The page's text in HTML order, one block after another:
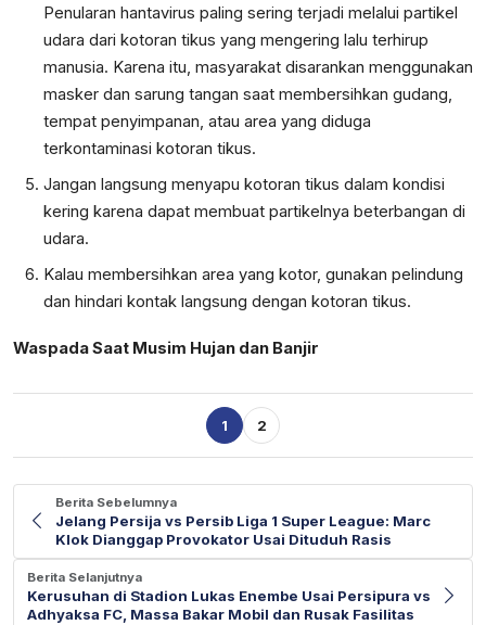
Penularan hantavirus paling sering terjadi melalui partikel
udara dari kotoran tikus yang mengering lalu terhirup
manusia. Karena itu, masyarakat disarankan menggunakan
masker dan sarung tangan saat membersihkan gudang,
tempat penyimpanan, atau area yang diduga
terkontaminasi kotoran tikus.
Jangan langsung menyapu kotoran tikus dalam kondisi
kering karena dapat membuat partikelnya beterbangan di
udara.
Kalau membersihkan area yang kotor, gunakan pelindung
dan hindari kontak langsung dengan kotoran tikus.
Waspada Saat Musim Hujan dan Banjir
1 2
Berita Sebelumnya
Jelang Persija vs Persib Liga 1 Super League: Marc
Klok Dianggap Provokator Usai Dituduh Rasis
Berita Selanjutnya
Kerusuhan di Stadion Lukas Enembe Usai Persipura vs
Adhyaksa FC, Massa Bakar Mobil dan Rusak Fasilitas